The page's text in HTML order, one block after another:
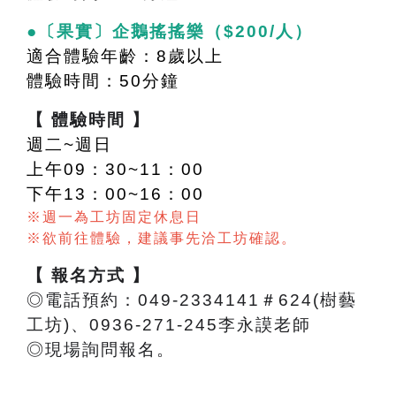
●〔果實〕企鵝搖搖樂（$200/人）
適合體驗年齡：8歲以上
體驗時間：50分鐘
【 體驗時間 】
週二~週日
上午09：30~11：00
下午13：00~16：00
※週一為工坊固定休息日
※欲前往體驗，建議事先洽工坊確認。
【 報名方式 】
◎電話預約：049-2334141＃624(樹藝
工坊)、0936-271-245李永謨老師
◎現場詢問報名。